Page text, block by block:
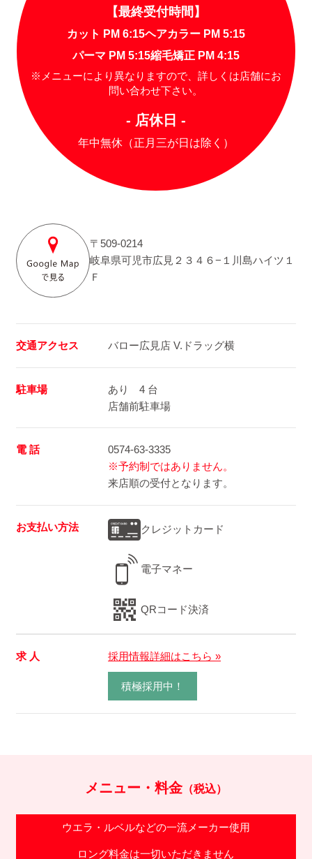
【最終受付時間】
カット PM 6:15ヘアカラー PM 5:15
パーマ PM 5:15縮毛矯正 PM 4:15
※メニューにより異なりますので、詳しくは店舗にお
問い合わせ下さい。
- 店休日 -
年中無休（正月三が日は除く）
〒509-0214
岐阜県可児市広見２３４６−１川島ハイツ１
Ｆ
交通アクセス バロー広見店 V.ドラッグ横
駐車場
あり 4 台
店舗前駐車場
電 話
0574-63-3335
※予約制ではありません。
来店順の受付となります。
お支払い方法 クレジットカード
電子マネー
QRコード決済
求 人 採用情報詳細はこちら »
積極採用中！
メニュー・料金（税込）
ウエラ・ルベルなどの一流メーカー使用
ロング料金は一切いただきません